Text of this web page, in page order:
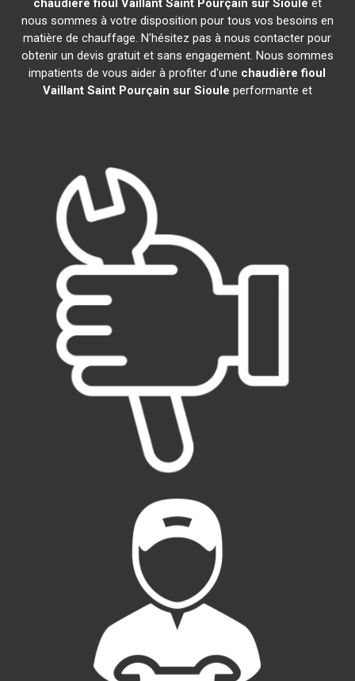
chaudière fioul Vaillant Saint Pourçain sur Sioule et
nous sommes à votre disposition pour tous vos besoins en
matière de chauffage. N'hésitez pas à nous contacter pour
obtenir un devis gratuit et sans engagement. Nous sommes
impatients de vous aider à profiter d'une chaudière fioul
Vaillant Saint Pourçain sur Sioule performante et